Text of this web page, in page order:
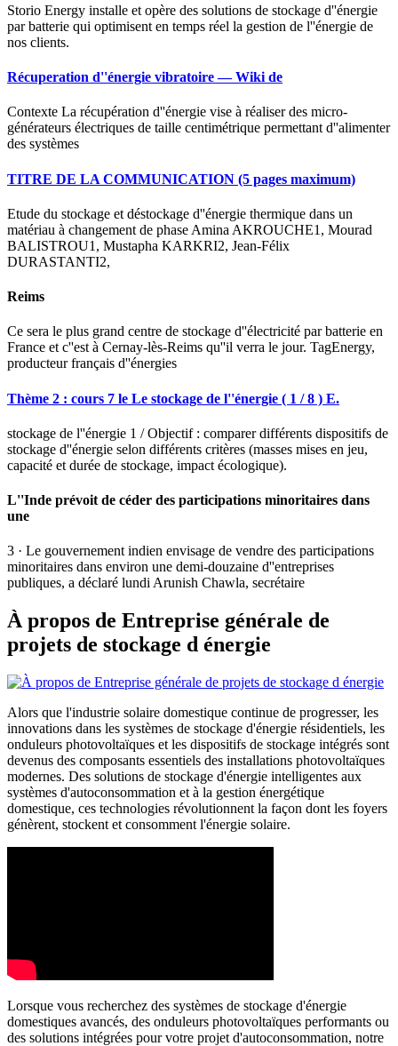
Storio Energy installe et opère des solutions de stockage d''énergie
par batterie qui optimisent en temps réel la gestion de l''énergie de
nos clients.
Récuperation d''énergie vibratoire — Wiki de
Contexte La récupération d''énergie vise à réaliser des micro-
générateurs électriques de taille centimétrique permettant d''alimenter
des systèmes
TITRE DE LA COMMUNICATION (5 pages maximum)
Etude du stockage et déstockage d''énergie thermique dans un
matériau à changement de phase Amina AKROUCHE1, Mourad
BALISTROU1, Mustapha KARKRI2, Jean-Félix
DURASTANTI2,
Reims
Ce sera le plus grand centre de stockage d''électricité par batterie en
France et c''est à Cernay-lès-Reims qu''il verra le jour. TagEnergy,
producteur français d''énergies
Thème 2 : cours 7 le Le stockage de l''énergie ( 1 / 8 ) E.
stockage de l''énergie 1 / Objectif : comparer différents dispositifs de
stockage d''énergie selon différents critères (masses mises en jeu,
capacité et durée de stockage, impact écologique).
L''Inde prévoit de céder des participations minoritaires dans
une
3 · Le gouvernement indien envisage de vendre des participations
minoritaires dans environ une demi-douzaine d''entreprises
publiques, a déclaré lundi Arunish Chawla, secrétaire
À propos de Entreprise générale de
projets de stockage d énergie
Alors que l'industrie solaire domestique continue de progresser, les
innovations dans les systèmes de stockage d'énergie résidentiels, les
onduleurs photovoltaïques et les dispositifs de stockage intégrés sont
devenus des composants essentiels des installations photovoltaïques
modernes. Des solutions de stockage d'énergie intelligentes aux
systèmes d'autoconsommation et à la gestion énergétique
domestique, ces technologies révolutionnent la façon dont les foyers
génèrent, stockent et consomment l'énergie solaire.
Lorsque vous recherchez des systèmes de stockage d'énergie
domestiques avancés, des onduleurs photovoltaïques performants ou
des solutions intégrées pour votre projet d'autoconsommation, notre